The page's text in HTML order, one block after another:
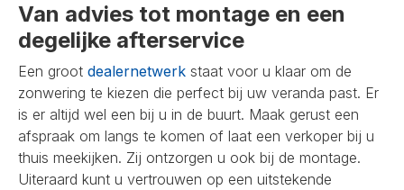
Van advies tot montage en een
degelijke afterservice
Een groot dealernetwerk staat voor u klaar om de
zonwering te kiezen die perfect bij uw veranda past. Er
is er altijd wel een bij u in de buurt. Maak gerust een
afspraak om langs te komen of laat een verkoper bij u
thuis meekijken. Zij ontzorgen u ook bij de montage.
Uiteraard kunt u vertrouwen op een uitstekende